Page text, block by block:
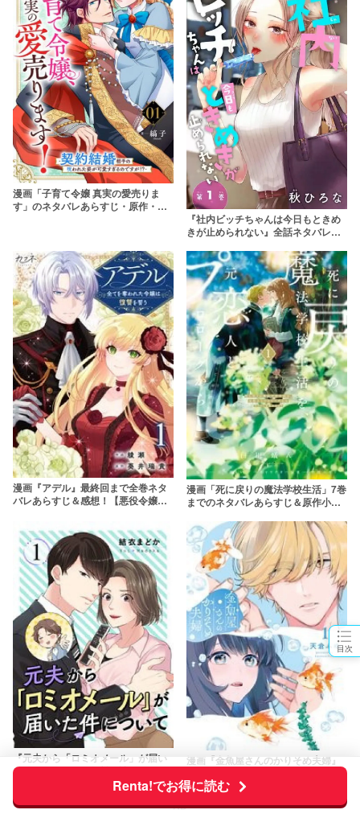
Renta!でお得に読む
目次
漫画「子育て令嬢 真実の愛売りま
す」のネタバレあらすじ・原作・無
『社内ビッチちゃんは今日もときめ
きが止められない』全話ネタバレあ
を使わずに安全に読もう
漫画『アデル』最終回まで全巻ネタ
バレあらすじ＆感想！【悪役令嬢の
漫画「死に戻りの魔法学校生活」7巻
までのネタバレあらすじ＆原作小説
読む方法は？
『元夫から「ロミオメール」が届い
た件について』は無料で読める？ネ
タバレあらすじ＆感想！hitomiやraw
は危険
漫画『金魚屋さんのかりそめ夫婦』
約結婚した旦那にガチ恋】
AD